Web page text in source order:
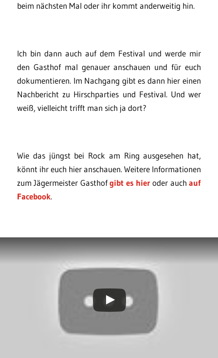
beim nächsten Mal oder ihr kommt anderweitig hin.
Ich bin dann auch auf dem Festival und werde mir
den Gasthof mal genauer anschauen und für euch
dokumentieren. Im Nachgang gibt es dann hier einen
Nachbericht zu Hirschparties und Festival. Und wer
weiß, vielleicht trifft man sich ja dort?
Wie das jüngst bei Rock am Ring ausgesehen hat,
könnt ihr euch hier anschauen. Weitere Informationen
zum Jägermeister Gasthofgibt es hieroder auch auf
Facebook.